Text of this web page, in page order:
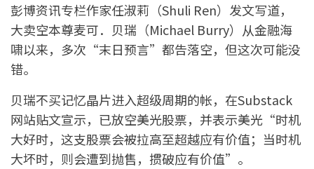
彭博资讯专栏作家任淑莉（Shuli Ren）发文写道，
大卖空本尊麦可．贝瑞（Michael Burry）从金融海
啸以来，多次“末日预言”都告落空，但这次可能没
错。
贝瑞不买记忆晶片进入超级周期的帐，在Substack
网站贴文宣示，已放空美光股票，并表示美光“时机
大好时，这支股票会被拉高至超越应有价值；当时机
大坏时，则会遭到抛售，掼破应有价值”。